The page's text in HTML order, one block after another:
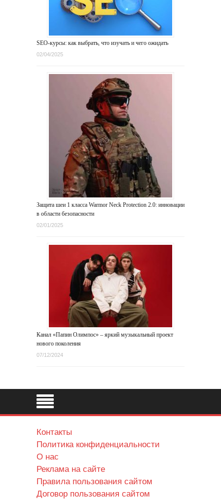
SEO-курсы: как выбрать, что изучать и чего ожидать
02/04/2025
Защита шеи 1 класса Warmor Neck Protection 2.0: инновации
в области безопасности
02/01/2025
Канал «Папин Олимпос» – яркий музыкальный проект
нового поколения
07/12/2024
Контакты
Политика конфиденциальности
О нас
Реклама на сайте
Правила пользования сайтом
Договор пользования сайтом